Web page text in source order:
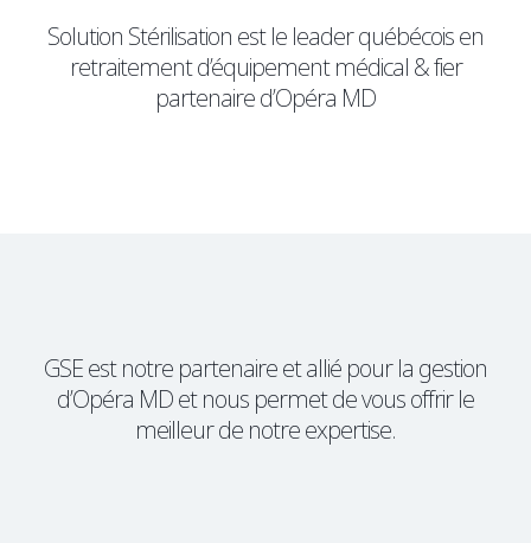
Solution Stérilisation est le leader québécois en
retraitement d’équipement médical & fier
partenaire d’Opéra MD
GSE est notre partenaire et allié pour la gestion
d’Opéra MD et nous permet de vous offrir le
meilleur de notre expertise.